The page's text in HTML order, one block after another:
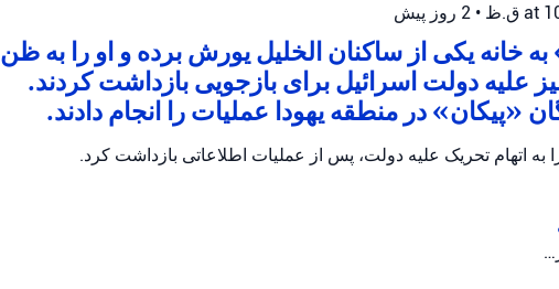
• 2 روز پیش
به خانه یکی از ساکنان الخلیل یورش برده و او را به ظن
علیه دولت اسرائیل برای بازجویی بازداشت کردند.
«پیکان» در منطقه یهودا عملیات را انجام دادند.
به اتهام تحریک علیه دولت، پس از عملیات اطلاعاتی بازداشت کرد.